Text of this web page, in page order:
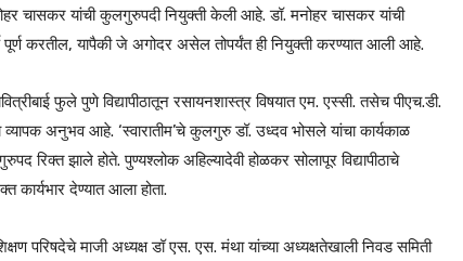
चासकर यांची कुलगुरुपदी नियुक्ती केली आहे. डॉ. मनोहर चासकर यांची
पूर्ण करतील, यापैकी जे अगोदर असेल तोपर्यंत ही नियुक्ती करण्यात आली आहे.
फुले पुणे विद्यापीठातून रसायनशास्त्र विषयात एम. एस्सी. तसेच पीएच.डी.
अनुभव आहे. ‘स्वारातीम’चे कुलगुरु डॉ. उध्दव भोसले यांचा कार्यकाळ
रिक्त झाले होते. पुण्यश्लोक अहिल्यादेवी होळकर सोलापूर विद्यापीठाचे
देण्यात आला होता.
परिषदेचे माजी अध्यक्ष डॉ एस. एस. मंथा यांच्या अध्यक्षतेखाली निवड समिती